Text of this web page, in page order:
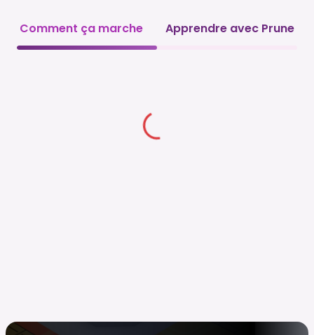
Comment ça marche Apprendre avec Prune